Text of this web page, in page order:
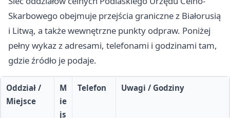
Skarbowego obejmuje przejścia graniczne z Białorusią
i Litwą, a także wewnętrzne punkty odpraw. Poniżej
pełny wykaz z adresami, telefonami i godzinami tam,
gdzie źródło je podaje.
Oddział /
Miejsce
M
ie
js
Telefon Uwagi / Godziny